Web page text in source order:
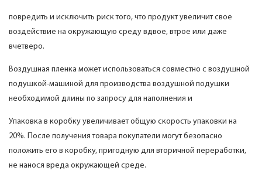
повредить и исключить риск того, что продукт увеличит свое
воздействие на окружающую среду вдвое, втрое или даже
вчетверо.
Воздушная пленка может использоваться совместно с воздушной
подушкой-машиной для производства воздушной подушки
необходимой длины по запросу для наполнения и
Упаковка в коробку увеличивает общую скорость упаковки на
20%. После получения товара покупатели могут безопасно
положить его в коробку, пригодную для вторичной переработки,
не нанося вреда окружающей среде.